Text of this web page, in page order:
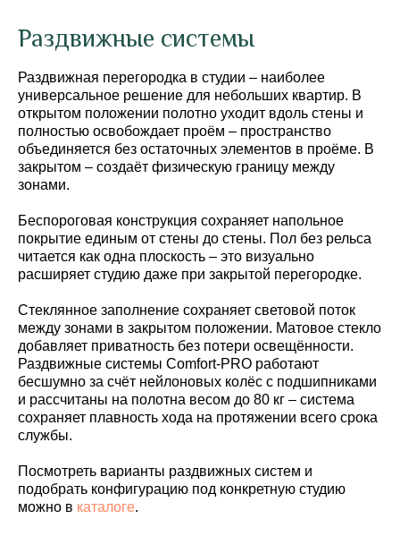
Раздвижные системы
Раздвижная перегородка в студии – наиболее
универсальное решение для небольших квартир. В
открытом положении полотно уходит вдоль стены и
полностью освобождает проём – пространство
объединяется без остаточных элементов в проёме. В
закрытом – создаёт физическую границу между
зонами.
Беспороговая конструкция сохраняет напольное
покрытие единым от стены до стены. Пол без рельса
читается как одна плоскость – это визуально
расширяет студию даже при закрытой перегородке.
Стеклянное заполнение сохраняет световой поток
между зонами в закрытом положении. Матовое стекло
добавляет приватность без потери освещённости.
Раздвижные системы Comfort-PRO работают
бесшумно за счёт нейлоновых колёс с подшипниками
и рассчитаны на полотна весом до 80 кг – система
сохраняет плавность хода на протяжении всего срока
службы.
Посмотреть варианты раздвижных систем и
подобрать конфигурацию под конкретную студию
можно в каталоге.